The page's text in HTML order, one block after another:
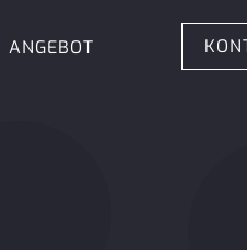
ANGEBOT